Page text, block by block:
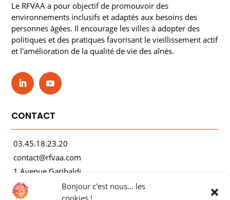
Bonjour c'est nous... les
cookies !
Le RFVAA a pour objectif de promouvoir des
environnements inclusifs et adaptés aux besoins des
personnes âgées. Il encourage les villes à adopter des
politiques et des pratiques favorisant le vieillissement actif
et l'amélioration de la qualité de vie des aînés.
CONTACT
03.45.18.23.20
contact@rfvaa.com
1 Avenue Garibaldi
21000 Dijon